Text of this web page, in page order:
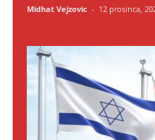
Midhat Vejzovic - 12 prosinca,